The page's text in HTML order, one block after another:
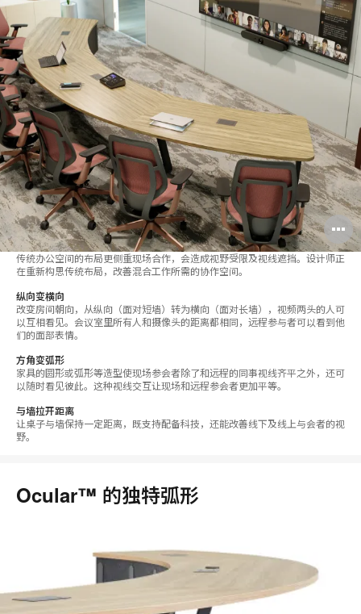
传统办公空间的布局更侧重现场合作，会造成视野受限及视线遮挡。设计师正
在重新构思传统布局，改善混合工作所需的协作空间。
纵向变横向
改变房间朝向，从纵向（面对短墙）转为横向（面对长墙），视频两头的人可
以互相看见。会议室里所有人和摄像头的距离都相同，远程参与者可以看到他
们的面部表情。
方角变弧形
家具的圆形或弧形等造型使现场参会者除了和远程的同事视线齐平之外，还可
以随时看见彼此。这种视线交互让现场和远程参会者更加平等。
与墙拉开距离
让桌子与墙保持一定距离，既支持配备科技，还能改善线下及线上与会者的视
野。
Ocular™ 的独特弧形